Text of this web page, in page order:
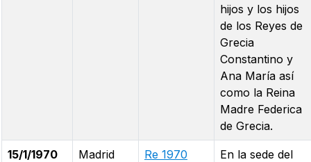
hijos y los hijos
de los Reyes de
Grecia
Constantino y
Ana María así
como la Reina
Madre Federica
de Grecia.
15/1/1970 Madrid
Re 1970
En la sede del